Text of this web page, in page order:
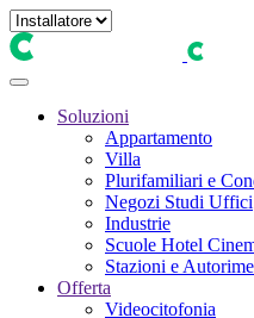
Soluzioni
Appartamento
Villa
Plurifamiliari e
Negozi Studi Uffici
Industrie
Scuole Hotel
Stazioni e
Offerta
Videocitofonia